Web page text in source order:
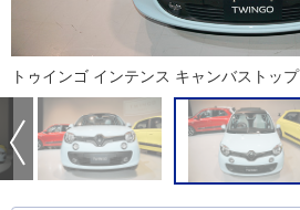
トゥインゴ インテンス キャンバストップ